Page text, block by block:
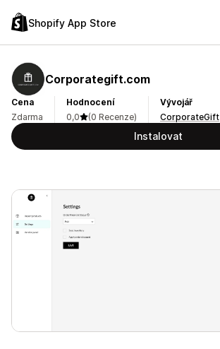
Shopify App Store
Corporategift.com
Cena
Zdarma
Hodnocení
0,0
(0 Recenze)
Vývojář
CorporateGift
Instalovat